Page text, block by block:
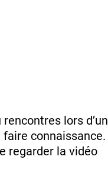
lors d’un
connaissance.
regarder la vidéo